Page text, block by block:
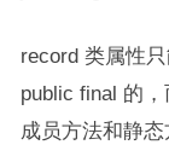
record 类属性
public final 的
成员方法和静态